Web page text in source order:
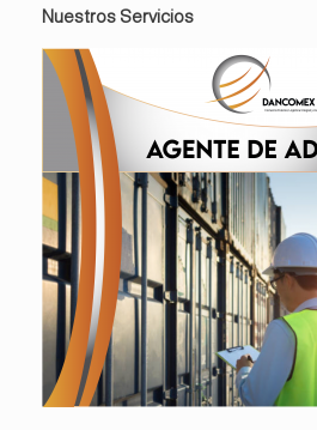
Nuestros Servicios